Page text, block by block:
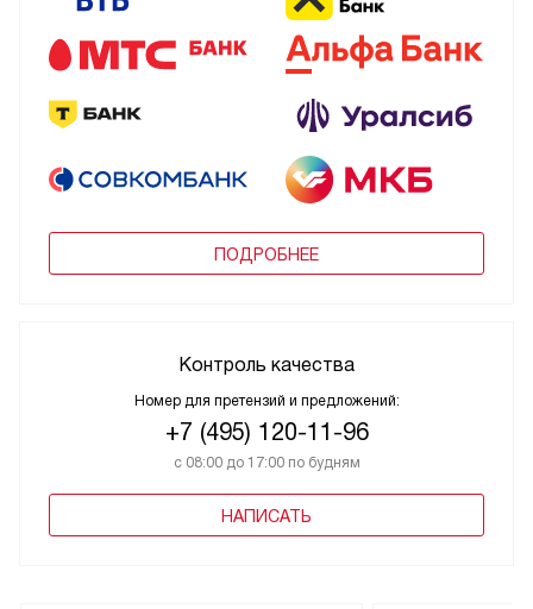
ПОДРОБНЕЕ
Контроль качества
Номер для претензий и предложений:
+7 (495) 120-11-96
с 08:00 до 17:00 по будням
НАПИСАТЬ